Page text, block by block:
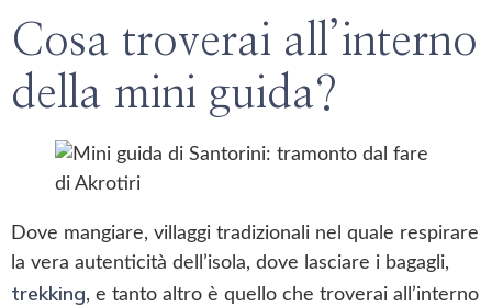
Cosa troverai all’interno
della mini guida?
Dove mangiare, villaggi tradizionali nel quale respirare
la vera autenticità dell’isola, dove lasciare i bagagli,
trekking, e tanto altro è quello che troverai all’interno